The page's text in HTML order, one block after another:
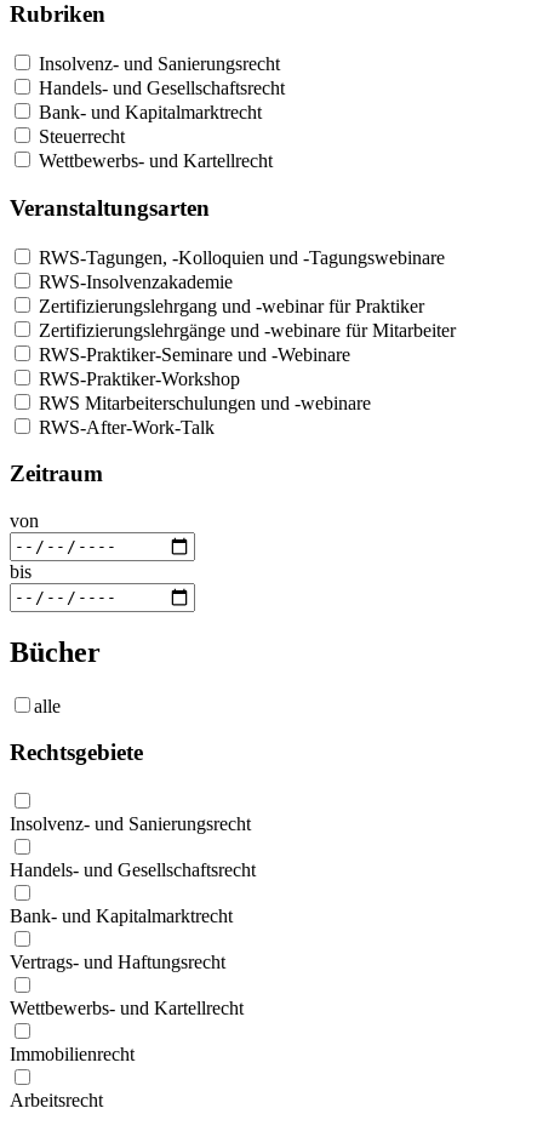
Rubriken
Insolvenz- und Sanierungsrecht
Handels- und Gesellschaftsrecht
Bank- und Kapitalmarktrecht
Steuerrecht
Wettbewerbs- und Kartellrecht
Veranstaltungsarten
RWS-Tagungen, -Kolloquien und -Tagungswebinare
RWS-Insolvenzakademie
Zertifizierungslehrgang und -webinar für Praktiker
Zertifizierungslehrgänge und -webinare für Mitarbeiter
RWS-Praktiker-Seminare und -Webinare
RWS-Praktiker-Workshop
RWS Mitarbeiterschulungen und -webinare
RWS-After-Work-Talk
Zeitraum
von
bis
Bücher
alle
Rechtsgebiete
Insolvenz- und Sanierungsrecht
Handels- und Gesellschaftsrecht
Bank- und Kapitalmarktrecht
Vertrags- und Haftungsrecht
Wettbewerbs- und Kartellrecht
Immobilienrecht
Arbeitsrecht